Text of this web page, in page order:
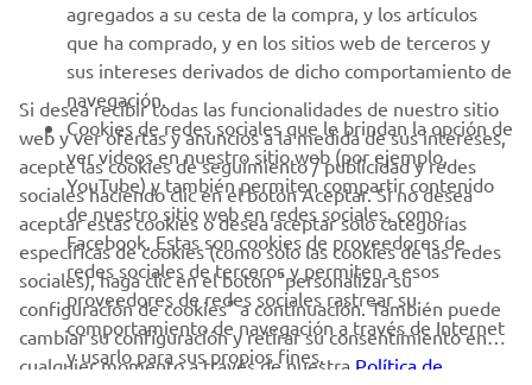
BOLETÍN DE NOTICIAS
Sé el primero en enterarte de las últimas ofertas, eventos
especiales, novedades
SUSCRÍBETE
Lea nuestra Política de Privacidad para saber cómo procesamos
sus datos personales: Política de Privacidad
Spain (Spanish)
agregados a su cesta de la compra, y los artículos
que ha comprado, y en los sitios web de terceros y
sus intereses derivados de dicho comportamiento de
navegación.
Cookies de redes sociales que le brindan la opción de
ver videos en nuestro sitio web (por ejemplo,
YouTube) y también permiten compartir contenido
de nuestro sitio web en redes sociales, como
Facebook. Estas son cookies de proveedores de
redes sociales de terceros y permiten a esos
proveedores de redes sociales rastrear su
comportamiento de navegación a través de Internet
y usarlo para sus propios fines.
Si desea recibir todas las funcionalidades de nuestro sitio
web y ver ofertas y anuncios a la medida de sus intereses,
acepte las cookies de seguimiento / publicidad y redes
sociales haciendo clic en el botón Aceptar. Si no desea
aceptar estas cookies o desea aceptar solo categorías
específicas de cookies (como solo las cookies de las redes
sociales), haga clic en el botón "personalizar su
configuración de cookies" a continuación. También puede
cambiar su configuración y retirar su consentimiento en
cualquier momento a través de nuestra Política de